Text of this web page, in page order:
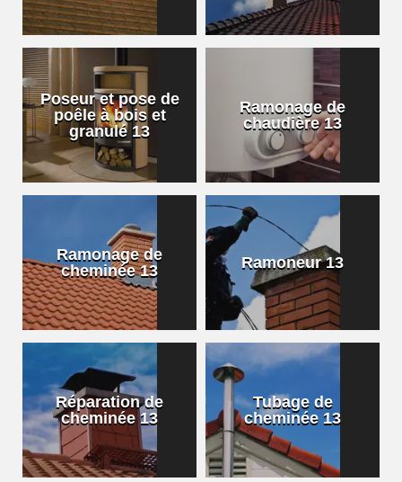
Poseur et pose de
poêle à bois et
granulé 13
Ramonage de
chaudière 13
Ramonage de
cheminée 13
Ramoneur 13
Réparation de
cheminée 13
Tubage de
cheminée 13